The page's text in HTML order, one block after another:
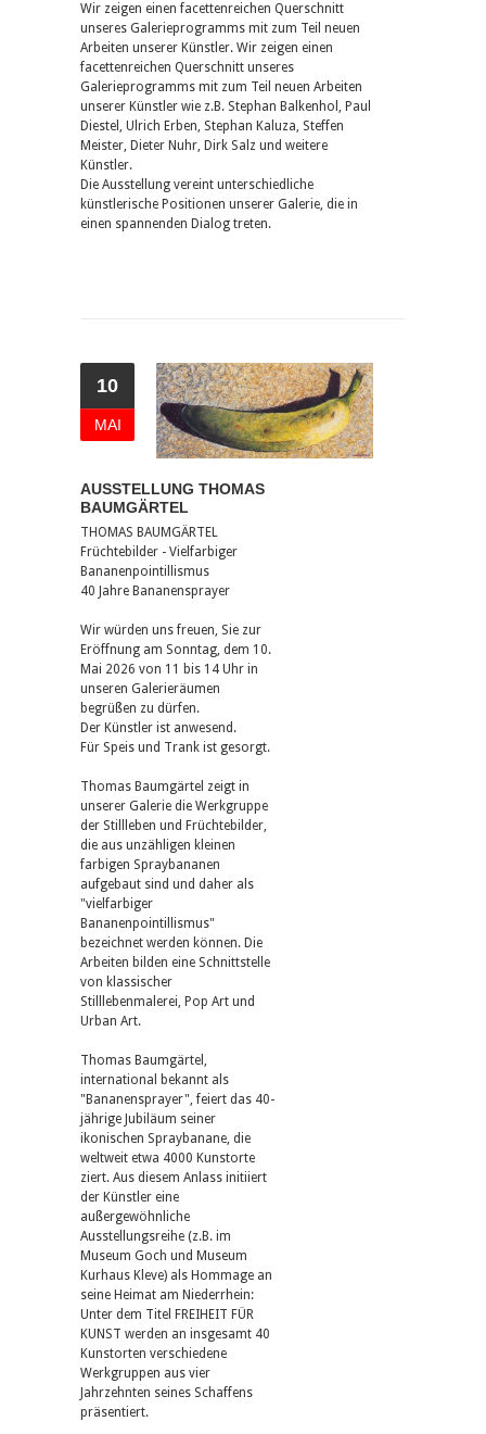
Wir zeigen einen facettenreichen Querschnitt
unseres Galerieprogramms mit zum Teil neuen
Arbeiten unserer Künstler. Wir zeigen einen
facettenreichen Querschnitt unseres
Galerieprogramms mit zum Teil neuen Arbeiten
unserer Künstler wie z.B. Stephan Balkenhol, Paul
Diestel, Ulrich Erben, Stephan Kaluza, Steffen
Meister, Dieter Nuhr, Dirk Salz und weitere
Künstler.
Die Ausstellung vereint unterschiedliche
künstlerische Positionen unserer Galerie, die in
einen spannenden Dialog treten.
10
MAI
AUSSTELLUNG THOMAS
BAUMGÄRTEL
THOMAS BAUMGÄRTEL
Früchtebilder - Vielfarbiger
Bananenpointillismus
40 Jahre Bananensprayer
Wir würden uns freuen, Sie zur
Eröffnung am Sonntag, dem 10.
Mai 2026 von 11 bis 14 Uhr in
unseren Galerieräumen
begrüßen zu dürfen.
Der Künstler ist anwesend.
Für Speis und Trank ist gesorgt.
Thomas Baumgärtel zeigt in
unserer Galerie die Werkgruppe
der Stillleben und Früchtebilder,
die aus unzähligen kleinen
farbigen Spraybananen
aufgebaut sind und daher als
"vielfarbiger
Bananenpointillismus"
bezeichnet werden können. Die
Arbeiten bilden eine Schnittstelle
von klassischer
Stilllebenmalerei, Pop Art und
Urban Art.
Thomas Baumgärtel,
international bekannt als
"Bananensprayer", feiert das 40-
jährige Jubiläum seiner
ikonischen Spraybanane, die
weltweit etwa 4000 Kunstorte
ziert. Aus diesem Anlass initiiert
der Künstler eine
außergewöhnliche
Ausstellungsreihe (z.B. im
Museum Goch und Museum
Kurhaus Kleve) als Hommage an
seine Heimat am Niederrhein:
Unter dem Titel FREIHEIT FÜR
KUNST werden an insgesamt 40
Kunstorten verschiedene
Werkgruppen aus vier
Jahrzehnten seines Schaffens
präsentiert.